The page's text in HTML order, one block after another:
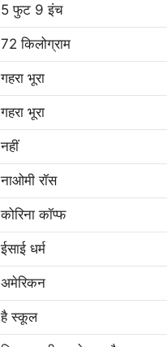
5 फुट 9 इंच
72 किलोग्राम
गहरा भूरा
गहरा भूरा
नहीं
नाओमी रॉस
कोरिना कॉप्फ
ईसाई धर्म
अमेरिकन
है स्कूल